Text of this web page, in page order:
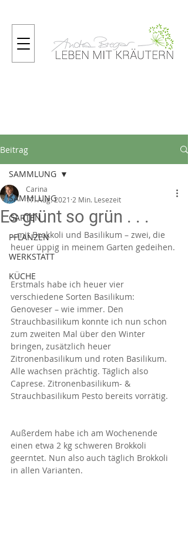
Beitrag
SAMMLUNG
GARTEN
PFLANZEN
WERKSTATT
KÜCHE
SAMMLUNG
Es grünt so grün . . .
Carina
17. Aug. 2021 2 Min. Lesezeit
…mit Brokkoli und Basilikum – zwei, die
heuer üppig in meinem Garten gedeihen.
Erstmals habe ich heuer vier
verschiedene Sorten Basilikum:
Genoveser – wie immer. Den
Strauchbasilikum konnte ich nun schon
zum zweiten Mal über den Winter
bringen, zusätzlich heuer
Zitronenbasilikum und roten Basilikum.
Alle wachsen prächtig. Täglich also
Caprese. Zitronenbasilikum- &
Strauchbasilikum Pesto bereits vorrätig.
Außerdem habe ich am Wochenende
einen etwa 2 kg schweren Brokkoli
geerntet. Nun also auch täglich Brokkoli
in allen Varianten.